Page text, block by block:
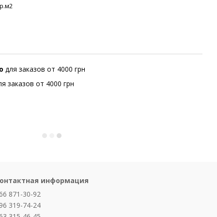
для заказов от 4000 грн
заказов от 4000 грн
информация
871-30-92
319-74-24